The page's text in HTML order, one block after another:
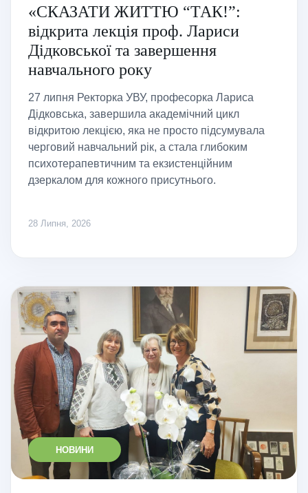
«СКАЗАТИ ЖИТТЮ “ТАК!”:
відкрита лекція проф. Лариси
Дідковської та завершення
навчального року
27 липня Ректорка УВУ, професорка Лариса
Дідковська, завершила академічний цикл
відкритою лекцією, яка не просто підсумувала
черговий навчальний рік, а стала глибоким
психотерапевтичним та екзистенційним
дзеркалом для кожного присутнього.
28 Липня, 2026
НОВИНИ